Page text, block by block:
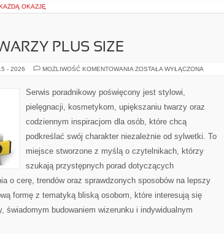
OKAZJĘ
PLUS SIZE
- 2026 MOŻLIWOŚĆ KOMENTOWANIA MAKIJAŻ
PLUS
SIZE
ZOSTAŁA WYŁĄCZONA
Serwis poradnikowy poświęcony jest stylowi,
pielęgnacji, kosmetykom, upiększaniu twarzy oraz
codziennym inspiracjom dla osób, które chcą
podkreślać swój charakter niezależnie od sylwetki. To
miejsce stworzone z myślą o czytelnikach, którzy
szukają przystępnych porad dotyczących
o cerę, trendów oraz sprawdzonych sposobów na lepszy
formę z tematyką bliską osobom, które interesują się
świadomym budowaniem wizerunku i indywidualnym